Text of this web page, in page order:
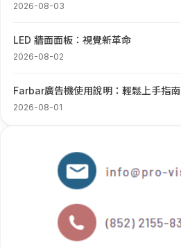
2026-08-03
LED 牆面面板：視覺新革命
2026-08-02
Farbar廣告機使用說明：輕鬆上手指南
2026-08-01